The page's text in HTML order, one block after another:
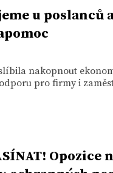
u poslanců
nakopnout
pro firmy i